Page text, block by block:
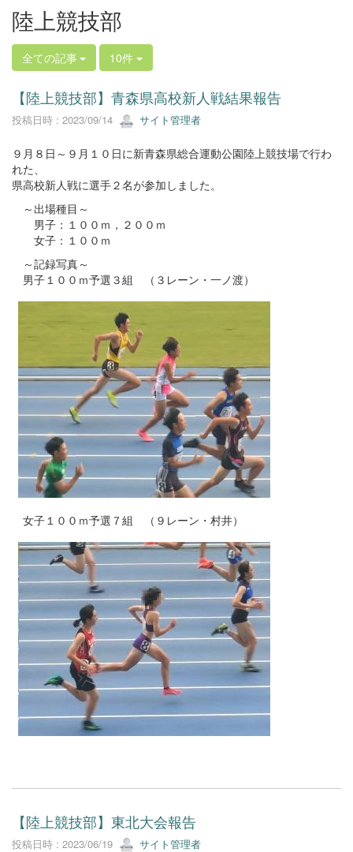
陸上競技部
全ての記事 10件
【陸上競技部】青森県高校新人戦結果報告
投稿日時 : 2023/09/14 サイト管理者
９月８日～９月１０日に新青森県総合運動公園陸上競技場で行わ
れた、
県高校新人戦に選手２名が参加しました。
～出場種目～
男子：１００ｍ，２００ｍ
女子：１００ｍ
～記録写真～
男子１００ｍ予選３組 （３レーン・一ノ渡）
女子１００ｍ予選７組 （９レーン・村井）
【陸上競技部】東北大会報告
投稿日時 : 2023/06/19 サイト管理者